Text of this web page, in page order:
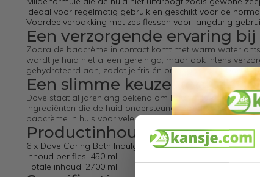
Ideaal voor regelmatig gebruik en geschikt voor de
Voordeelverpakking met zes flessen voor langdurig
Een verzorgende ervaring
Zodra de badcrème in contact komt met warm water
wordt je huid niet alleen gereinigd, maar ook intens
gehydrateerd aan, zodat je fris én ontspannen uit bad
Een slimme keuze voor
Dove staat al jarenlang bekend om haar milde
ingrediënten die de huid ondersteunen zonder haar uit te
badcrème in huis voor vele ontspannende badmomenten.
Productinhoud
6 x Dove Caring Bath Indulging Cream Badcrème
Inhoud per fles: 450 ml
Totale inhoud: 2700 ml